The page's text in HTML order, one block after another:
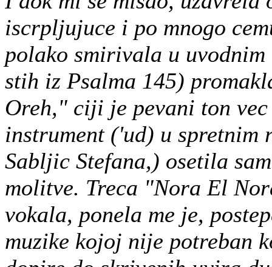
iscrpljujuce i po mnogo
polako smirivala u
stih iz Psalma 145)
Oreh," ciji je pevani ton
instrument ('ud) u spretnim
Sabljic Stefana,) osetila
molitve. Treca "Nora El
vokala, ponela me je,
muzike kojoj nije potreban